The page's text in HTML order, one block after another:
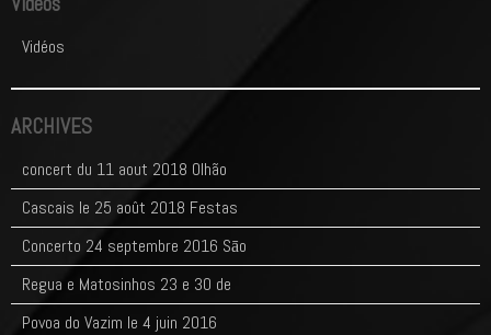
Vidéos
ARCHIVES
concert du 11 aout 2018 Olhão
Cascais le 25 août 2018 Festas
Concerto 24 septembre 2016 Sāo
Regua e Matosinhos 23 e 30 de
Povoa do Vazim le 4 juin 2016